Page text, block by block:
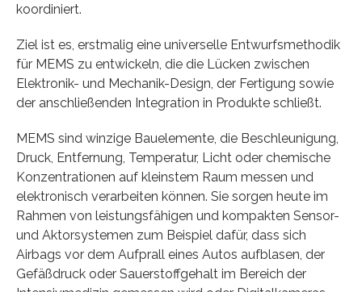
koordiniert.
Ziel ist es, erstmalig eine universelle Entwurfsmethodik
für MEMS zu entwickeln, die die Lücken zwischen
Elektronik- und Mechanik-Design, der Fertigung sowie
der anschließenden Integration in Produkte schließt.
MEMS sind winzige Bauelemente, die Beschleunigung,
Druck, Entfernung, Temperatur, Licht oder chemische
Konzentrationen auf kleinstem Raum messen und
elektronisch verarbeiten können. Sie sorgen heute im
Rahmen von leistungsfähigen und kompakten Sensor-
und Aktorsystemen zum Beispiel dafür, dass sich
Airbags vor dem Aufprall eines Autos aufblasen, der
Gefäßdruck oder Sauerstoffgehalt im Bereich der